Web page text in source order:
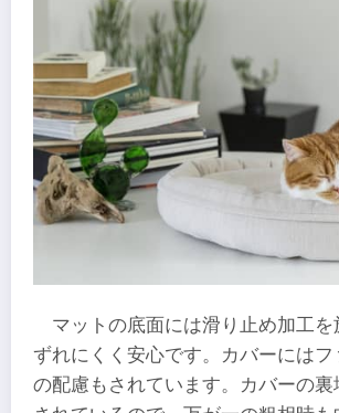
マットの底面には滑り止め加工を
ずれにくく安心です。カバーにはフ
の配慮もされています。カバーの裏